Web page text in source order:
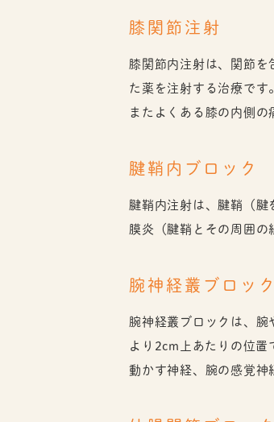
膝関節注射
膝関節内注射は、関節
た薬を注射する治療です
またよくある膝の内側の
腱鞘内ブロック
腱鞘内注射は、腱鞘（
膜炎（腱鞘とその周囲の
腕神経叢ブロック
腕神経叢ブロックは、
より2cm上あたりの位
動かす神経、腕の感覚神